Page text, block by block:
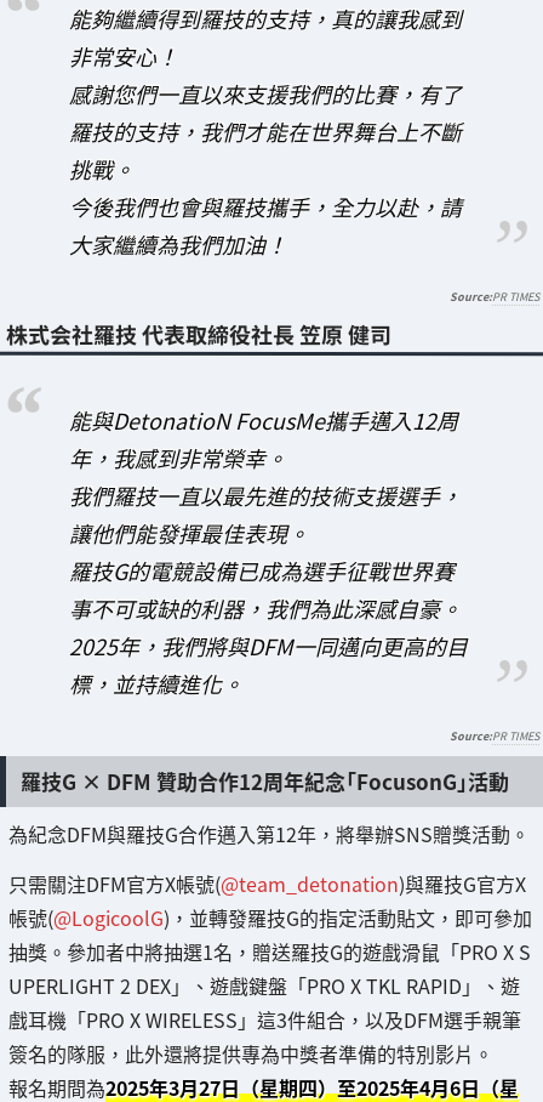
能夠繼續得到羅技的支持，真的讓我感到
非常安心！
感謝您們一直以來支援我們的比賽，有了
羅技的支持，我們才能在世界舞台上不斷
挑戰。
今後我們也會與羅技攜手，全力以赴，請
大家繼續為我們加油！
PR TIMES
株式会社羅技 代表取締役社長 笠原 健司
能與DetonatioN FocusMe攜手邁入12周
年，我感到非常榮幸。
我們羅技一直以最先進的技術支援選手，
讓他們能發揮最佳表現。
羅技G的電競設備已成為選手征戰世界賽
事不可或缺的利器，我們為此深感自豪。
2025年，我們將與DFM一同邁向更高的目
標，並持續進化。
PR TIMES
羅技G × DFM 贊助合作12周年紀念「FocusonG」活動
為紀念DFM與羅技G合作邁入第12年，將舉辦SNS贈獎活動。
只需關注DFM官方X帳號(@team_detonation)與羅技G官方X
帳號(@LogicoolG)，並轉發羅技G的指定活動貼文，即可參加
抽獎。參加者中將抽選1名，贈送羅技G的遊戲滑鼠「PRO X S
UPERLIGHT 2 DEX」、遊戲鍵盤「PRO X TKL RAPID」、遊
戲耳機「PRO X WIRELESS」這3件組合，以及DFM選手親筆
簽名的隊服，此外還將提供專為中獎者準備的特別影片。
報名期間為2025年3月27日（星期四）至2025年4月6日（星